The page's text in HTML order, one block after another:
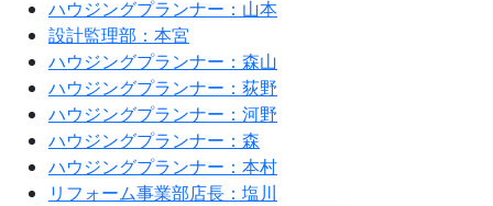
ハウジングプランナー：山本
設計監理部：本宮
ハウジングプランナー：森山
ハウジングプランナー：荻野
ハウジングプランナー：河野
ハウジングプランナー：森
ハウジングプランナー：本村
リフォーム事業部店長：塩川